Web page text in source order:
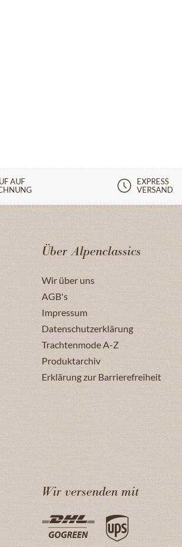
AUF
EXPRESS
VERSAND
Über Alpenclassics
Wir über uns
AGB's
Impressum
Datenschutzerklärung
Trachtenmode A-Z
Produktarchiv
Erklärung zur Barrierefreiheit
Wir versenden mit